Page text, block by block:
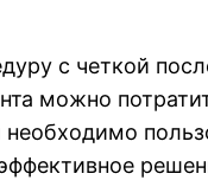
с четкой
можно